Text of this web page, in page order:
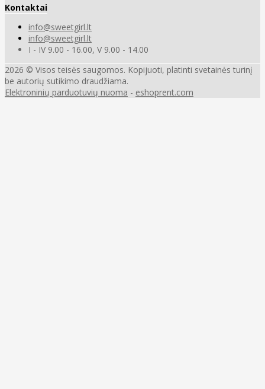
Kontaktai
info@sweetgirl.lt
info@sweetgirl.lt
I - IV 9.00 - 16.00, V 9.00 - 14.00
2026 © Visos teisės saugomos. Kopijuoti, platinti svetainės turinį
be autorių sutikimo draudžiama.
Elektroninių parduotuvių nuoma - eshoprent.com